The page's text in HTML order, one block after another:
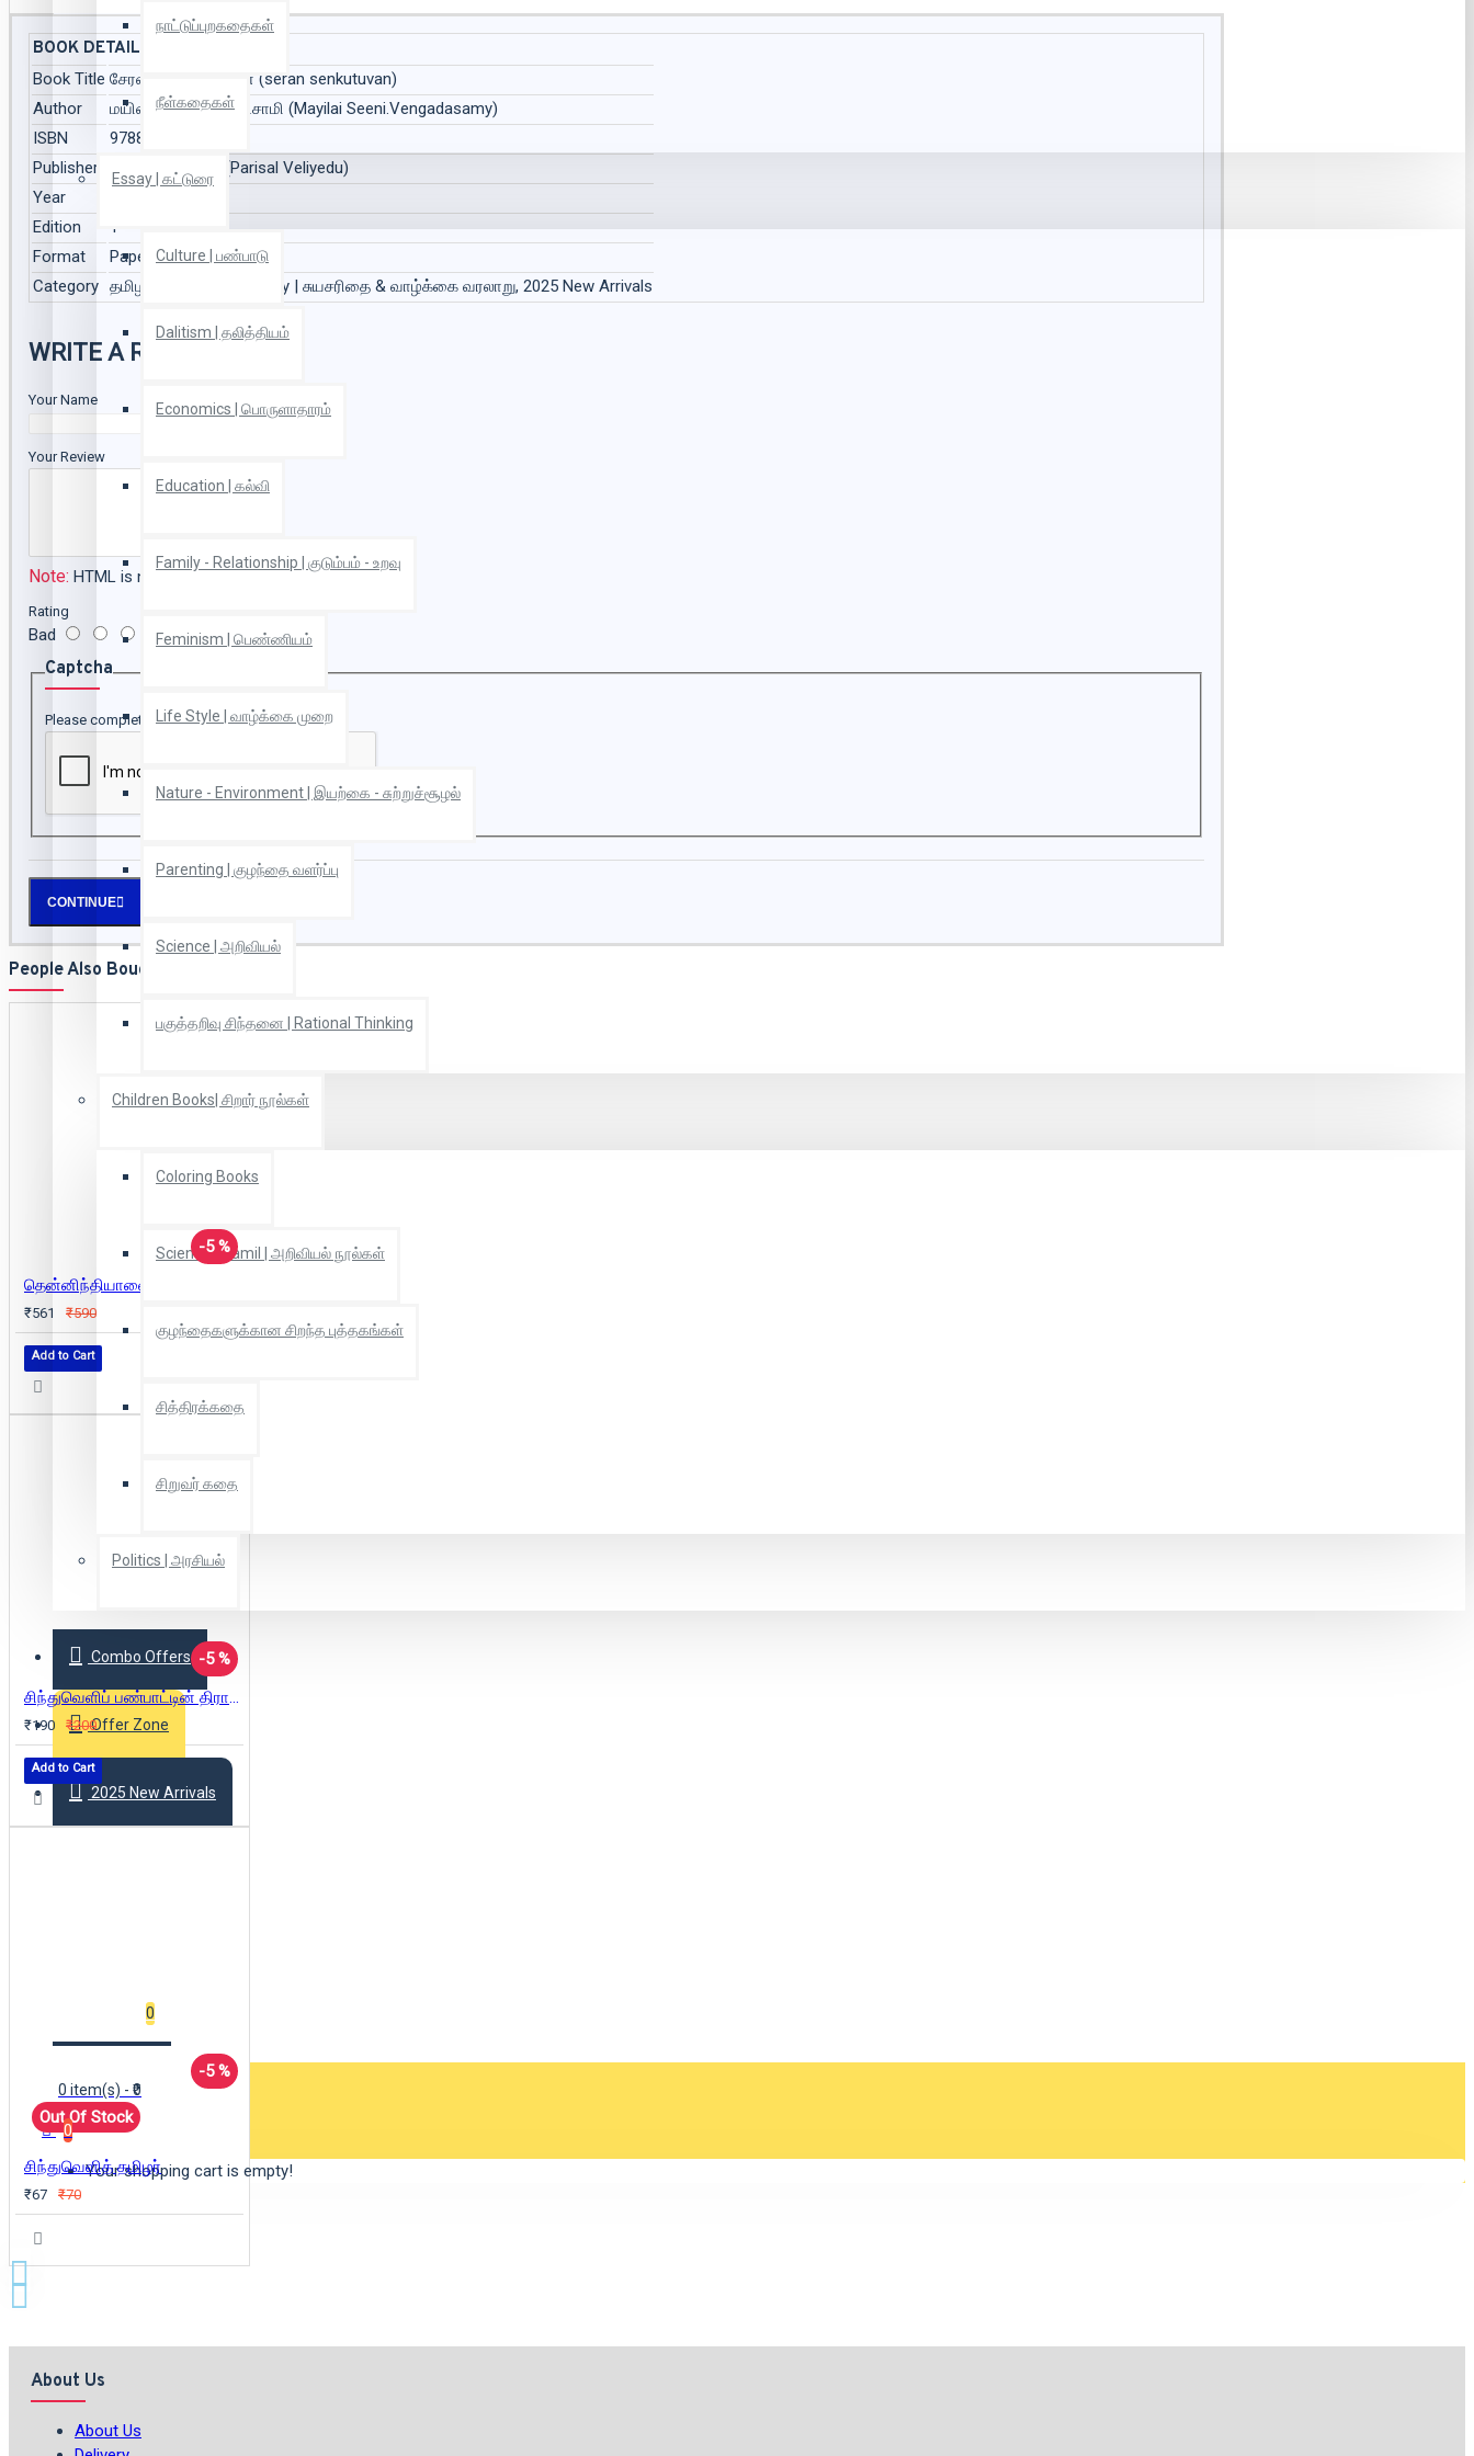
நாட்டுப்புறகதைகள்
நீள்கதைகள்
Essay | கட்டுரை
Culture | பண்பாடு
Dalitism | தலித்தியம்
Economics | பொருளாதாரம்
Education | கல்வி
Family - Relationship | குடும்பம் - உறவு
Feminism | பெண்ணியம்
Life Style | வாழ்க்கை முறை
Nature - Environment | இயற்கை - சுற்றுச்சூழல்
Parenting | குழந்தை வளர்ப்பு
Science | அறிவியல்
பகுத்தறிவு சிந்தனை | Rational Thinking
Children Books| சிறார் நூல்கள்
Coloring Books
Scientific Tamil | அறிவியல் நூல்கள்
குழந்தைகளுக்கான சிறந்த புத்தகங்கள்
சித்திரக்கதை
சிறுவர் கதை
Politics | அரசியல்
Combo Offers
Offer Zone
2025 New Arrivals
0
0 item(s) - ₹0
0
Your shopping cart is empty!
BOOK DETAILS
Book Title சேரன் செங்குட்டுவன் (seran senkutuvan)
Author
மயிலை சீனி.வேங்கடசாமி (Mayilai Seeni.Vengadasamy)
ISBN
9788119919512
Publisher
பரிசல் வெளியீடு (Parisal Veliyedu)
Year
Edition
1
Format
Paper Back
Category தமிழர் வரலாறு, Biography | சுயசரிதை & வாழ்க்கை வரலாறு, 2025 New Arrivals
WRITE A REVIEW
Your Name
Your Review
Note: HTML is not translated!
Rating
Bad Good
Captcha
Please complete the captcha validation below
CONTINUE
People Also Bought
-5 %
₹561 ₹590
Add to Cart
-5 %
சிந்துவெளிப் பண்பாட்டின் திராவிட அடித்தளம்
₹190 ₹200
Add to Cart
-5 %
Out Of Stock
சிந்துவெளித் தமிழர்
₹67 ₹70
About Us
About Us